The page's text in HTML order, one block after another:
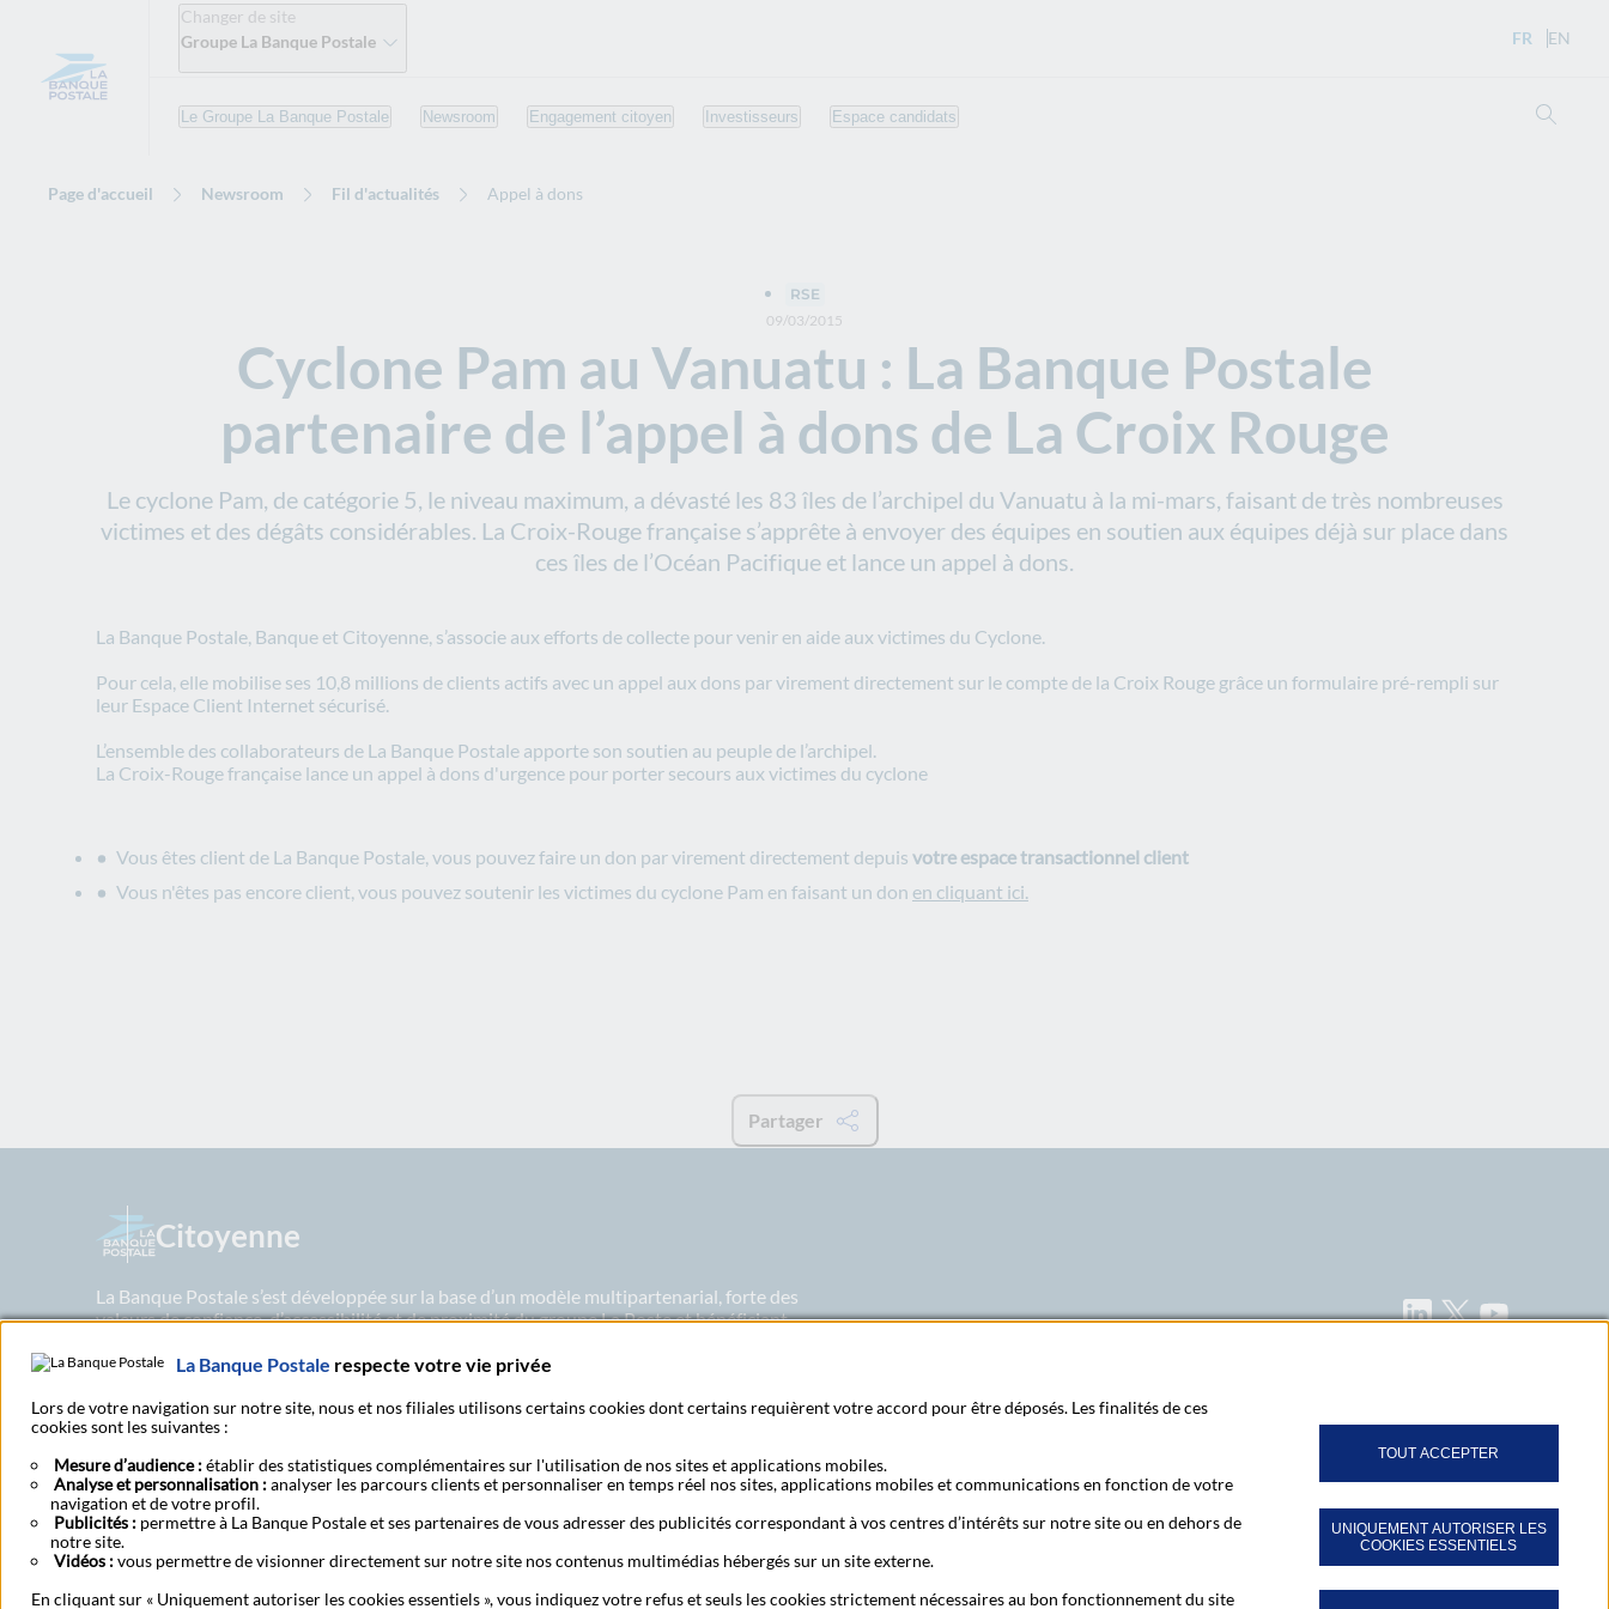
Changer de site
Groupe La Banque Postale
Le Groupe La Banque Postale Newsroom Engagement citoyen Investisseurs Espace candidats
FR - Version
EN
Page d'accueil Newsroom Fil d'actualités Appel à dons
Cyclone Pam au Vanuatu : La Banque Postale
partenaire de l’appel à dons de La Croix Rouge
09/03/2015
RSE
Le cyclone Pam, de catégorie 5, le niveau maximum, a dévasté les 83 îles de l’archipel du Vanuatu à la mi-mars, faisant de très nombreuses
victimes et des dégâts considérables. La Croix-Rouge française s’apprête à envoyer des équipes en soutien aux équipes déjà sur place dans
ces îles de l’Océan Pacifique et lance un appel à dons.
La Banque Postale, Banque et Citoyenne, s’associe aux efforts de collecte pour venir en aide aux victimes du Cyclone.
Pour cela, elle mobilise ses 10,8 millions de clients actifs avec un appel aux dons par virement directement sur le compte de la Croix Rouge grâce un formulaire pré-rempli sur
leur Espace Client Internet sécurisé.
L’ensemble des collaborateurs de La Banque Postale apporte son soutien au peuple de l’archipel.
La Croix-Rouge française lance un appel à dons d'urgence pour porter secours aux victimes du cyclone
Vous êtes client de La Banque Postale, vous pouvez faire un don par virement directement depuis votre espace transactionnel client
Vous n'êtes pas encore client, vous pouvez soutenir les victimes du cyclone Pam en faisant un don en cliquant ici.
Partager
Citoyenne
La Banque Postale s’est développée sur la base d’un modèle multipartenarial, forte des
valeurs de confiance, d’accessibilité et de proximité du groupe La Poste et bénéficiant
Postale privilégie dans sa stratégie commerciale des produits simples et abordables,
Rechercher un bureau de poste S'abonner à toutes nos publications
La Banque Postale respecte votre vie privée
Lors de votre navigation sur notre site, nous et nos filiales utilisons certains cookies dont certains requièrent votre accord pour être déposés. Les finalités de ces
cookies sont les suivantes :
Mesure d’audience :établir des statistiques complémentaires sur l'utilisation de nos sites et applications mobiles.
Analyse et personnalisation :analyser les parcours clients et personnaliser en temps réel nos sites, applications mobiles et communications en fonction de votre
navigation et de votre profil.
Publicités : permettre à La Banque Postale et ses partenaires de vous adresser des publicités correspondant à vos centres d’intérêts sur notre site ou en dehors de
notre site.
Vidéos :vous permettre de visionner directement sur notre site nos contenus multimédias hébergés sur un site externe.
En cliquant sur « Uniquement autoriser les cookies essentiels », vous indiquez votre refus et seuls les cookies strictement nécessaires au bon fonctionnement du site
TOUT ACCEPTER
UNIQUEMENT AUTORISER LES
COOKIES ESSENTIELS